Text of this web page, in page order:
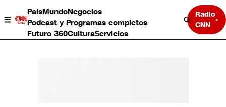
PaísMundoNegocios
Podcast y Programas completos
Futuro 360CulturaServicios
Radio
CNN